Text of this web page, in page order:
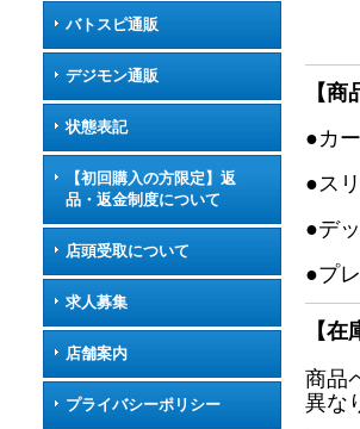
バトスピ通販
デジモン通販
状態表記
【初回購入の方限定】返
品・返金制度について
店頭受取について
求人募集
店舗案内
プライバシーポリシー
【
●カ
●ス
●デ
●プ
【
商品
異な